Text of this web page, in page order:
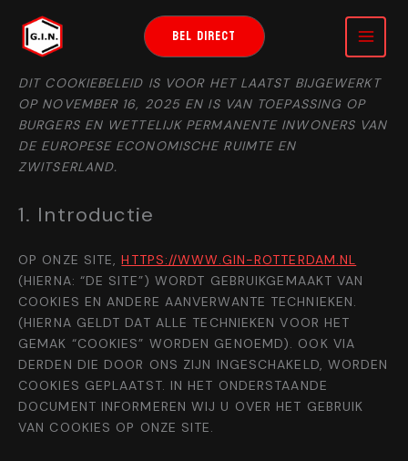
NAAR
BEL DIRECT
DIT COOKIEBELEID IS VOOR HET LAATST BIJGEWERKT
OP NOVEMBER 16, 2025 EN IS VAN TOEPASSING OP
BURGERS EN WETTELIJK PERMANENTE INWONERS VAN
DE EUROPESE ECONOMISCHE RUIMTE EN
ZWITSERLAND.
1. Introductie
OP ONZE SITE,HTTPS://WWW.GIN-ROTTERDAM.NL
(HIERNA: “DE SITE”) WORDT GEBRUIKGEMAAKT VAN
COOKIES EN ANDERE AANVERWANTE TECHNIEKEN.
(HIERNA GELDT DAT ALLE TECHNIEKEN VOOR HET
GEMAK “COOKIES” WORDEN GENOEMD). OOK VIA
DERDEN DIE DOOR ONS ZIJN INGESCHAKELD, WORDEN
COOKIES GEPLAATST. IN HET ONDERSTAANDE
DOCUMENT INFORMEREN WIJ U OVER HET GEBRUIK
VAN COOKIES OP ONZE SITE.